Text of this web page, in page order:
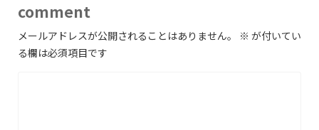
comment
メールアドレスが公開されることはありません。 ※ が付いてい
る欄は必須項目です